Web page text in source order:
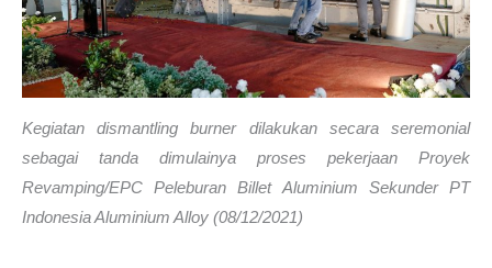
Kegiatan dismantling burner dilakukan secara seremonial
sebagai tanda dimulainya proses pekerjaan Proyek
Revamping/EPC Peleburan Billet Aluminium Sekunder PT
Indonesia Aluminium Alloy (08/12/2021)